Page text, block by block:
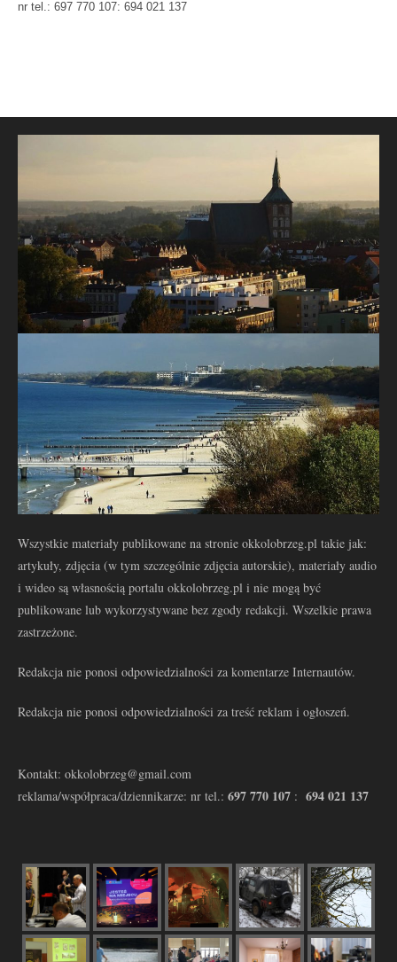
nr tel.: 697 770 107: 694 021 137
Wszystkie materiały publikowane na stronie okkolobrzeg.pl takie jak:
artykuły, zdjęcia (w tym szczególnie zdjęcia autorskie), materiały audio
i wideo są własnością portalu okkolobrzeg.pl i nie mogą być
publikowane lub wykorzystywane bez zgody redakcji. Wszelkie prawa
zastrzeżone.
Redakcja nie ponosi odpowiedzialności za komentarze Internautów.
Redakcja nie ponosi odpowiedzialności za treść reklam i ogłoszeń.
Kontakt: okkolobrzeg@gmail.com
reklama/współpraca/dziennikarze: nr tel.: 697 770 107 : 694 021 137